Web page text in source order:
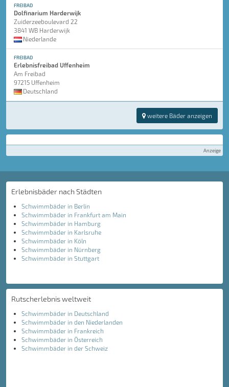
FREIBAD
Dolfinarium Harderwijk
Zuiderzeeboulevard 22
3841 WB Harderwijk
Niederlande
FREIBAD
Erlebnisfreibad Uffenheim
Am Freibad
97215 Uffenheim
Deutschland
weitere Bäder anzeigen
Anzeige
Erlebnisbäder nach Städten
Schwimmbäder in Berlin
Schwimmbäder in Frankfurt am Main
Schwimmbäder in Hamburg
Schwimmbäder in Karlsruhe
Schwimmbäder in Köln
Schwimmbäder in Nürnberg
Schwimmbäder in Stuttgart
Rutscherlebnis weltweit
Schwimmbäder in Deutschland
Schwimmbäder in den Niederlanden
Schwimmbäder in Frankreich
Schwimmbäder in Österreich
Schwimmbäder in der Schweiz